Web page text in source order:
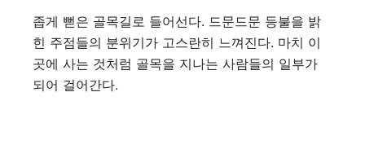
좁게 뻗은 골목길로 들어선다. 드문드문 등불을 밝
힌 주점들의 분위기가 고스란히 느껴진다. 마치 이
곳에 사는 것처럼 골목을 지나는 사람들의 일부가
되어 걸어간다.